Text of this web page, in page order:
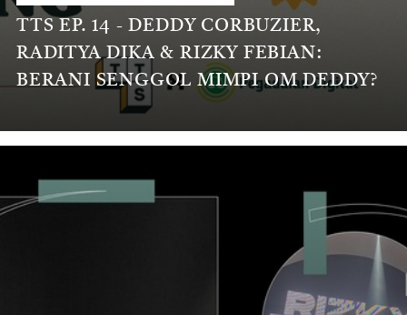
TTS EP. 14 - DEDDY CORBUZIER,
RADITYA DIKA & RIZKY FEBIAN:
BERANI SENGGOL MIMPI OM DEDDY?